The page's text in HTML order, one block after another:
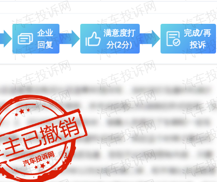
企业
回复
满意度打
分(2分)
完成/再
投诉